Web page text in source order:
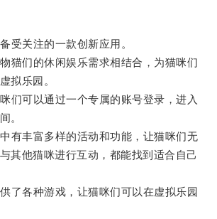
关注的一款创新应用。
们的休闲娱乐需求相结合，为猫咪们
拟乐园。
可以通过一个专属的账号登录，进入
。
丰富多样的活动和功能，让猫咪们无
其他猫咪进行互动，都能找到适合自己
各种游戏，让猫咪们可以在虚拟乐园